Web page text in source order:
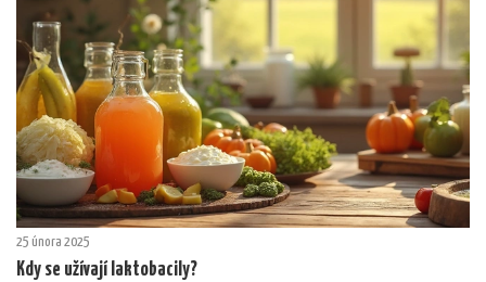
25 února 2025
Kdy se užívají laktobacily?